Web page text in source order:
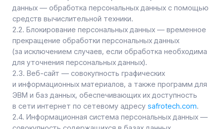
в сети интернет по сетевому адресу
2.4. Информационная система персональных данных —
совокупность содержащихся в базах данных
персональных данных и обеспечивающих их обработку
информационных технологий и технических средств.
2.5. Обезличивание персональных данных — действия,
в результате которых невозможно определить без
использования дополнительной информации
принадлежность персональных данных конкретному
Пользователю или иному субъекту персональных
данных.
2.6. Обработка персональных данных — любое
действие (операция) или совокупность действий
(операций), совершаемых с использованием средств
автоматизации или без использования таких средств